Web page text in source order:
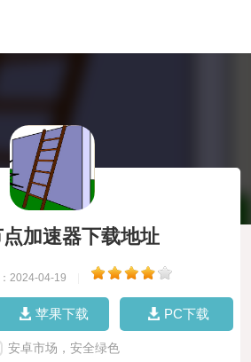
加速器下载地址
2024-04-19
苹果下载 PC下载
安卓市场，安全绿色